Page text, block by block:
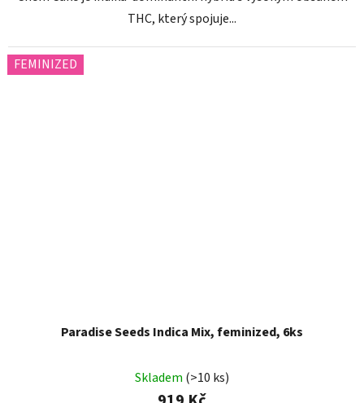
THC, který spojuje...
FEMINIZED
Paradise Seeds Indica Mix, feminized, 6ks
Skladem (>10 ks)